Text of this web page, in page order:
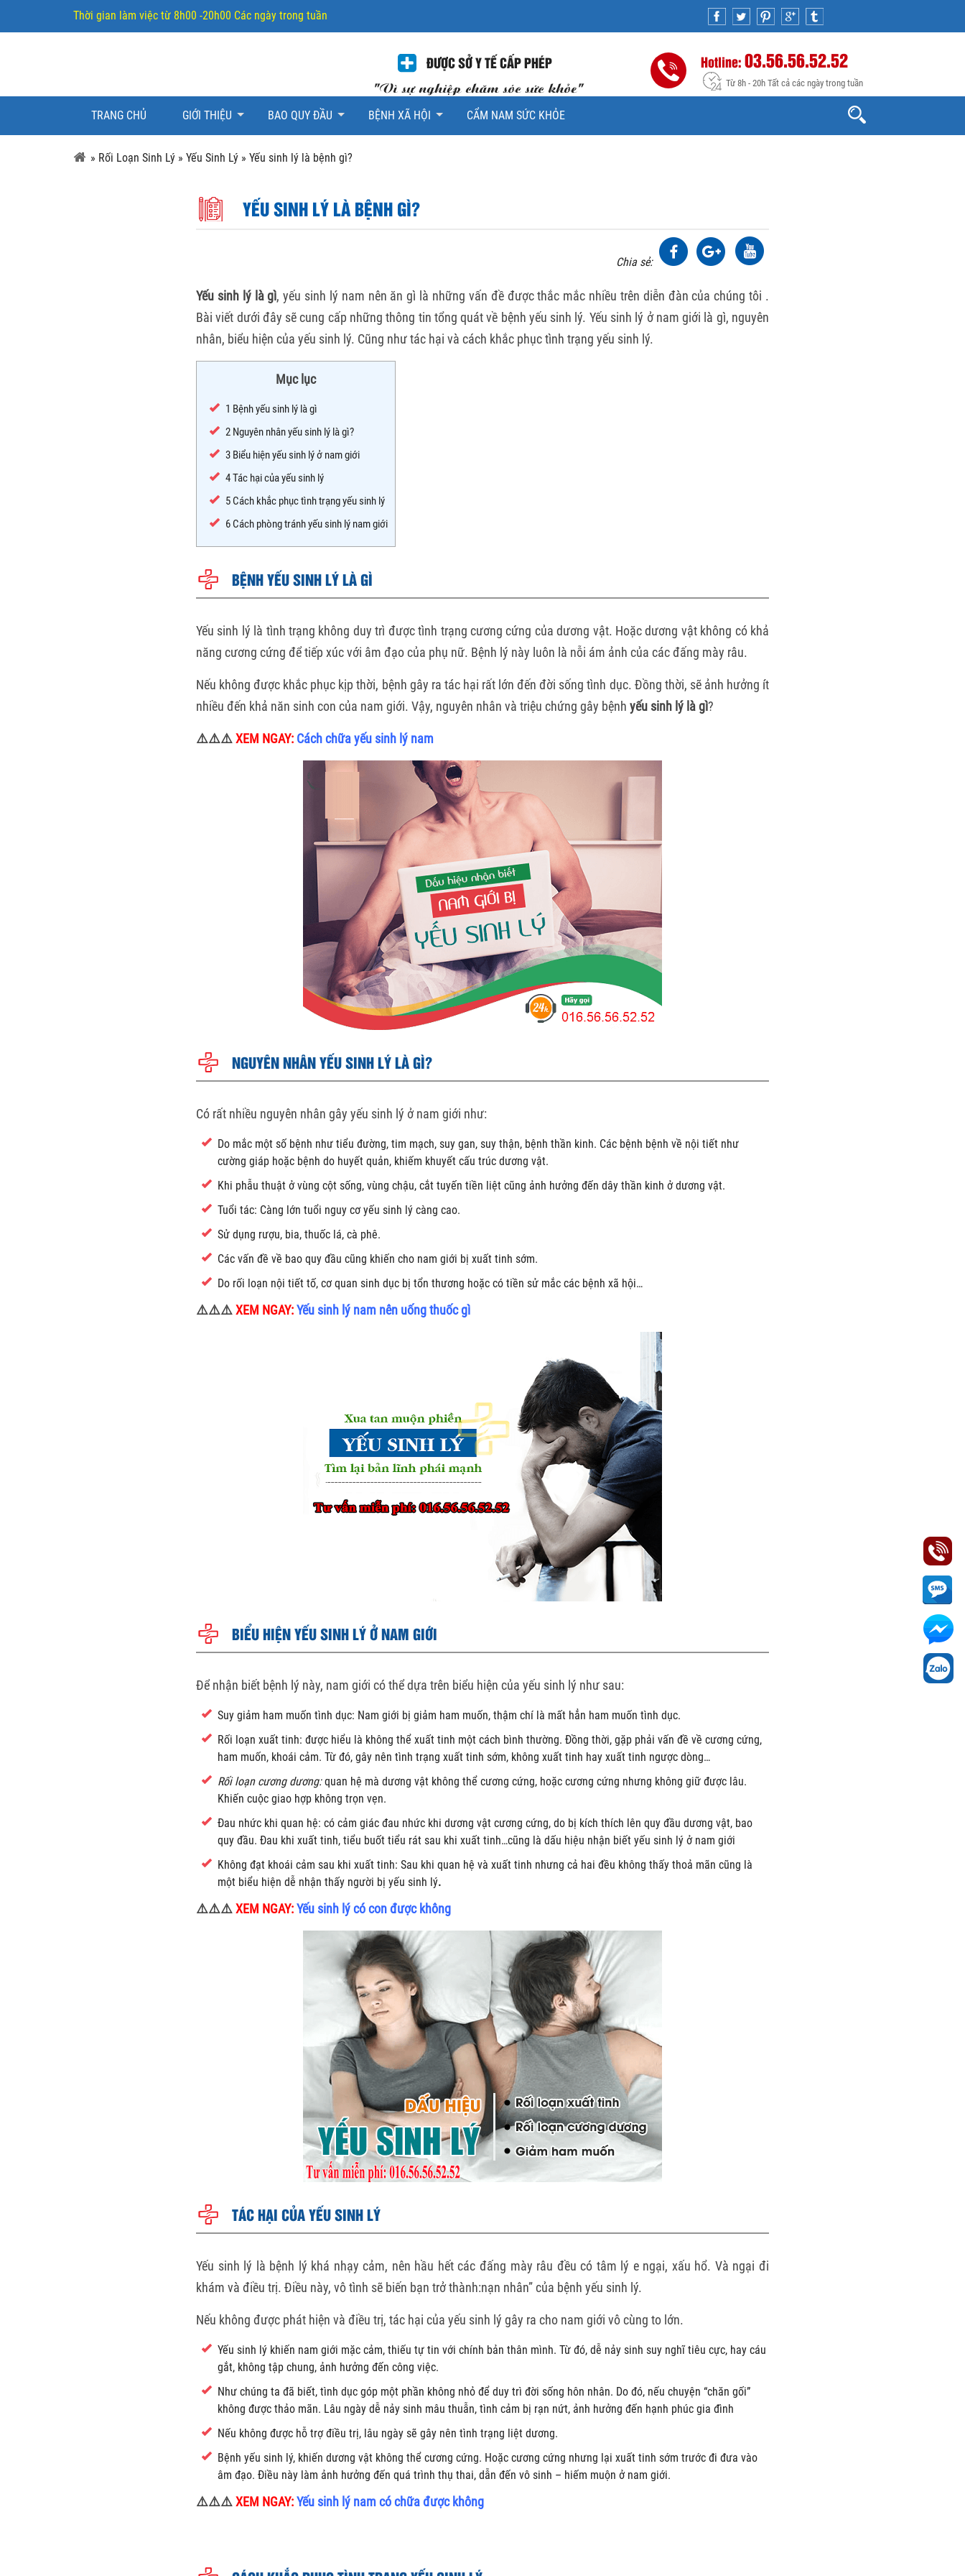
Thời gian làm việc từ 8h00 -20h00 Các ngày trong tuần
ĐƯỢC SỞ Y TẾ CẤP PHÉP
"Vì sự nghiệp chăm sóc sức khỏe"
Hotline:03.56.56.52.52
Từ 8h - 20h Tất cả các ngày trong tuần
TRANG CHỦ GIỚI THIỆU BAO QUY ĐẦU BỆNH XÃ HỘI CẨM NAM SỨC KHỎE
» Rối Loạn Sinh Lý » Yếu Sinh Lý » Yếu sinh lý là bệnh gì?
YẾU SINH LÝ LÀ BỆNH GÌ?
Chia sẻ:
Yếu sinh lý là gì, yếu sinh lý nam nên ăn gì là những vấn đề được thắc mắc nhiều trên diễn đàn của chúng tôi .
Bài viết dưới đây sẽ cung cấp những thông tin tổng quát về bệnh yếu sinh lý. Yếu sinh lý ở nam giới là gì, nguyên
nhân, biểu hiện của yếu sinh lý. Cũng như tác hại và cách khắc phục tình trạng yếu sinh lý.
Mục lục
1 Bệnh yếu sinh lý là gì
2 Nguyên nhân yếu sinh lý là gì?
3 Biểu hiện yếu sinh lý ở nam giới
4Tác hại của yếu sinh lý
5 Cách khắc phục tình trạng yếu sinh lý
6 Cách phòng tránh yếu sinh lý nam giới
BỆNH YẾU SINH LÝ LÀ GÌ
Yếu sinh lý là tình trạng không duy trì được tình trạng cương cứng của dương vật. Hoặc dương vật không có khả
năng cương cứng để tiếp xúc với âm đạo của phụ nữ. Bệnh lý này luôn là nỗi ám ảnh của các đấng mày râu.
Nếu không được khắc phục kịp thời, bệnh gây ra tác hại rất lớn đến đời sống tình dục. Đồng thời, sẽ ảnh hưởng ít
nhiều đến khả năn sinh con của nam giới. Vậy, nguyên nhân và triệu chứng gây bệnh yếu sinh lý là gì?
⚠️⚠️⚠️ XEM NGAY: Cách chữa yếu sinh lý nam
NGUYÊN NHÂN YẾU SINH LÝ LÀ GÌ?
Có rất nhiều nguyên nhân gây yếu sinh lý ở nam giới như:
Do mắc một số bệnh như tiểu đường, tim mạch, suy gan, suy thận, bệnh thần kinh. Các bệnh bệnh về nội tiết như
cường giáp hoặc bệnh do huyết quản, khiếm khuyết cấu trúc dương vật.
Khi phẫu thuật ở vùng cột sống, vùng chậu, cắt tuyến tiền liệt cũng ảnh hưởng đến dây thần kinh ở dương vật.
Tuổi tác: Càng lớn tuổi nguy cơ yếu sinh lý càng cao.
Sử dụng rượu, bia, thuốc lá, cà phê.
Các vấn đề về bao quy đầu cũng khiến cho nam giới bị xuất tinh sớm.
Do rối loạn nội tiết tố, cơ quan sinh dục bị tổn thương hoặc có tiền sử mắc các bệnh xã hội…
⚠️⚠️⚠️ XEM NGAY:Yếu sinh lý nam nên uống thuốc gì
BIỂU HIỆN YẾU SINH LÝ Ở NAM GIỚI
Để nhận biết bệnh lý này, nam giới có thể dựa trên biểu hiện của yếu sinh lý như sau:
Suy giảm ham muốn tình dục: Nam giới bị giảm ham muốn, thậm chí là mất hẳn ham muốn tình dục.
Rối loạn xuất tinh: được hiểu là không thể xuất tinh một cách bình thường. Đồng thời, gặp phải vấn đề về cương cứng,
ham muốn, khoái cảm. Từ đó, gây nên tình trạng xuất tinh sớm, không xuất tinh hay xuất tinh ngược dòng…
Rối loạn cương dương:quan hệ mà dương vật không thể cương cứng, hoặc cương cứng nhưng không giữ được lâu.
Khiến cuộc giao hợp không trọn vẹn.
Đau nhức khi quan hệ: có cảm giác đau nhức khi dương vật cương cứng, do bị kích thích lên quy đầu dương vật, bao
quy đầu. Đau khi xuất tinh, tiểu buốt tiểu rát sau khi xuất tinh…cũng là dấu hiệu nhận biết yếu sinh lý ở nam giới
Không đạt khoái cảm sau khi xuất tinh: Sau khi quan hệ và xuất tinh nhưng cả hai đều không thấy thoả mãn cũng là
một biểu hiện dễ nhận thấy người bị yếu sinh lý.
⚠️⚠️⚠️ XEM NGAY:Yếu sinh lý có con được không
TÁC HẠI CỦA YẾU SINH LÝ
Yếu sinh lý là bệnh lý khá nhạy cảm, nên hầu hết các đấng mày râu đều có tâm lý e ngại, xấu hổ. Và ngại đi
khám và điều trị. Điều này, vô tình sẽ biến bạn trở thành:nạn nhân” của bệnh yếu sinh lý.
Nếu không được phát hiện và điều trị, tác hại của yếu sinh lý gây ra cho nam giới vô cùng to lớn.
Yếu sinh lý khiến nam giới mặc cảm, thiếu tự tin với chính bản thân mình. Từ đó, dễ nảy sinh suy nghĩ tiêu cực, hay cáu
gắt, không tập chung, ảnh hưởng đến công việc.
Như chúng ta đã biết, tình dục góp một phần không nhỏ để duy trì đời sống hôn nhân. Do đó, nếu chuyện “chăn gối”
không được thảo mãn. Lâu ngày dễ nảy sinh mâu thuẫn, tình cảm bị rạn nứt, ảnh hưởng đến hạnh phúc gia đình
Nếu không được hỗ trợ điều trị, lâu ngày sẽ gây nên tình trạng liệt dương.
Bệnh yếu sinh lý, khiến dương vật không thể cương cứng. Hoặc cương cứng nhưng lại xuất tinh sớm trước đi đưa vào
âm đạo. Điều này làm ảnh hưởng đến quá trình thụ thai, dẫn đến vô sinh – hiếm muộn ở nam giới.
⚠️⚠️⚠️ XEM NGAY:Yếu sinh lý nam có chữa được không